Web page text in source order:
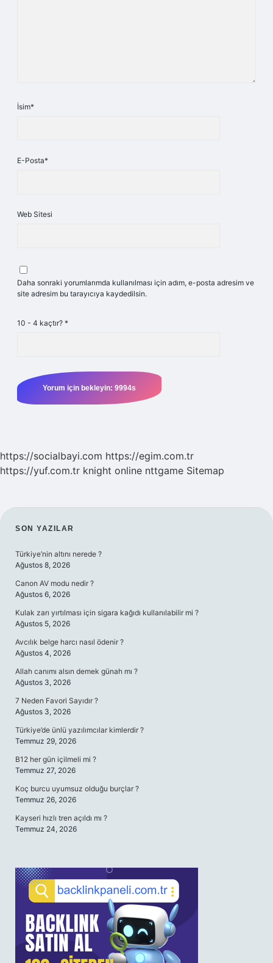
İsim*
E-Posta*
Web Sitesi
Daha sonraki yorumlarımda kullanılması için adım, e-posta adresim ve
site adresim bu tarayıcıya kaydedilsin.
10 - 4 kaçtır? *
https://socialbayi.com https://egim.com.tr
https://yuf.com.tr knight online nttgame Sitemap
SIDEBAR
SON YAZILAR
Türkiye’nin altını nerede ?
Ağustos 8, 2026
Canon AV modu nedir ?
Ağustos 6, 2026
Kulak zarı yırtılması için sigara kağıdı kullanılabilir mi ?
Ağustos 5, 2026
Avcılık belge harcı nasıl ödenir ?
Ağustos 4, 2026
Allah canımı alsın demek günah mı ?
Ağustos 3, 2026
7 Neden Favori Sayıdır ?
Ağustos 3, 2026
Türkiye’de ünlü yazılımcılar kimlerdir ?
Temmuz 29, 2026
B12 her gün içilmeli mi ?
Temmuz 27, 2026
Koç burcu uyumsuz olduğu burçlar ?
Temmuz 26, 2026
Kayseri hızlı tren açıldı mı ?
Temmuz 24, 2026